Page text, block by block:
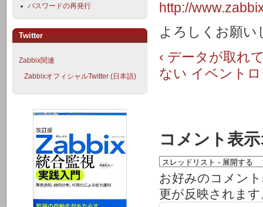
http://
よろしくお願い
‹ データが取れ
ない イベント
コメント表
お好みのコメン
更が反映されます
パスワードの再発行
Twitter
Zabbix関連
ZabbixオフィシャルTwitter (日本語)